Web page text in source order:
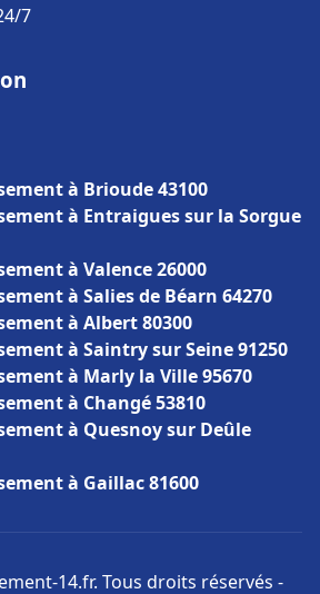
7
à Brioude 43100
à Entraigues sur la Sorgue
à Valence 26000
à Salies de Béarn 64270
à Albert 80300
à Saintry sur Seine 91250
à Marly la Ville 95670
à Changé 53810
à Quesnoy sur Deûle
à Gaillac 81600
14.fr. Tous droits réservés -